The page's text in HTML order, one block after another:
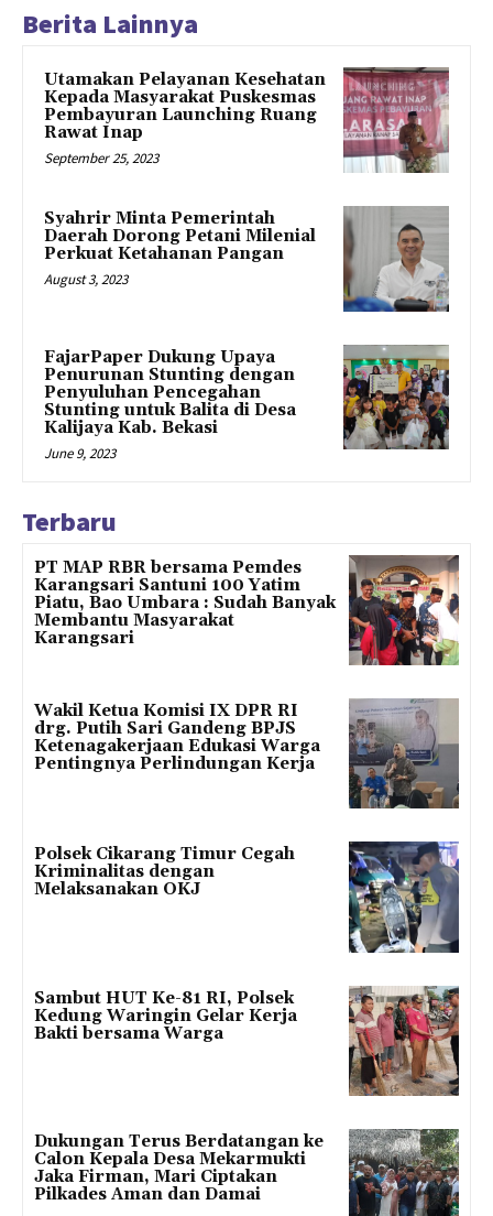
Berita Lainnya
Utamakan Pelayanan Kesehatan
Kepada Masyarakat Puskesmas
Pembayuran Launching Ruang
Rawat Inap
September 25, 2023
Syahrir Minta Pemerintah
Daerah Dorong Petani Milenial
Perkuat Ketahanan Pangan
August 3, 2023
FajarPaper Dukung Upaya
Penurunan Stunting dengan
Penyuluhan Pencegahan
Stunting untuk Balita di Desa
Kalijaya Kab. Bekasi
June 9, 2023
Terbaru
PT MAP RBR bersama Pemdes
Karangsari Santuni 100 Yatim
Piatu, Bao Umbara : Sudah Banyak
Membantu Masyarakat
Karangsari
Wakil Ketua Komisi IX DPR RI
drg. Putih Sari Gandeng BPJS
Ketenagakerjaan Edukasi Warga
Pentingnya Perlindungan Kerja
Polsek Cikarang Timur Cegah
Kriminalitas dengan
Melaksanakan OKJ
Sambut HUT Ke-81 RI, Polsek
Kedung Waringin Gelar Kerja
Bakti bersama Warga
Dukungan Terus Berdatangan ke
Calon Kepala Desa Mekarmukti
Jaka Firman, Mari Ciptakan
Pilkades Aman dan Damai